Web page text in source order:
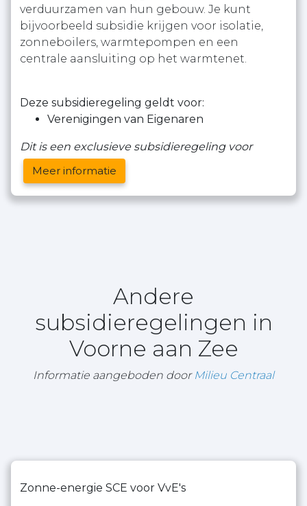
verduurzamen van hun gebouw. Je kunt
bijvoorbeeld subsidie krijgen voor isolatie,
zonneboilers, warmtepompen en een
centrale aansluiting op het warmtenet.
Deze subsidieregeling geldt voor:
Verenigingen van Eigenaren
Dit is een exclusieve subsidieregeling voor
Meer informatie
Andere
subsidieregelingen in
Voorne aan Zee
Informatie aangeboden door Milieu Centraal
Zonne-energie SCE voor VvE's